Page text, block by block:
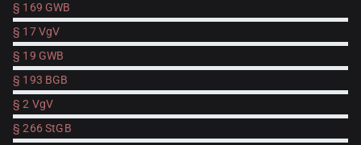
§ 169 GWB
§ 17 VgV
§ 19 GWB
§ 193 BGB
§ 2 VgV
§ 266 StGB